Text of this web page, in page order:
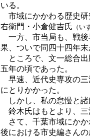
いる。
市域にかかわる歴史研
右衛門・小倉健吉氏 （い
一方、市当局も、戦後
果、ついで同四十四年
ところで、文一総合出
五年の頃であった。
早速、近代史専攻の三
にとりかかった。
しかし、私の怠慢と諸
鈴木氏はもとより、三
さて、千葉市域にかか
後における市史編さん